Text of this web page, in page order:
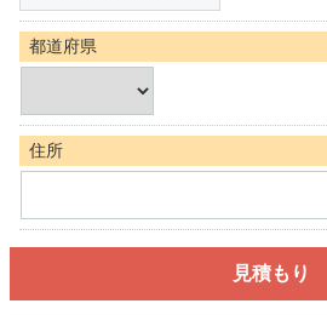
都道府県
住所
見積もり